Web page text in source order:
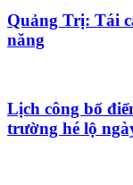
Quảng Trị: Tái
năng
Lịch công bố
trường hé lộ